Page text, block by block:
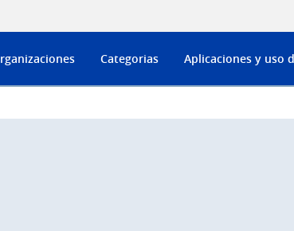
Categorias Aplicaciones y uso